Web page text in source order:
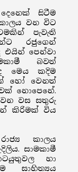
සිටීම
වන විට
පැවැති
රජුගෙන්
එයින් පෙන්වා
බවත්
මෙය කදිම
හෝ වෙනත්
නොපෙනේ.
වස සතුරු
කිරිමක් විය
කාලය
සාමකාමී
හා
සාහිත්‍යය